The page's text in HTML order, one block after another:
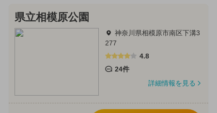
県立相模原公園
神奈川県相模原市南区下溝3
277
4.8
24件
詳細情報を見る